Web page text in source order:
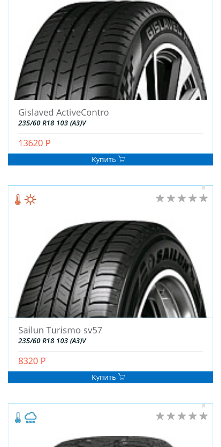
ЗИМНИЕ
ЛЕТНИЕ
ДЛЯ СПЕЦТЕХНИКИ
ДЛЯ ГРУЗОВЫХ АВТО
ДЛЯ ЛЕГКОВЫХ АВТО
ШИНЫ
ДИСКИ
Gislaved ActiveContro
235/60 R18 103 (A3)V
13620 Р
Купить
Sailun Turismo sv57
235/60 R18 103 (A3)V
8320 Р
Купить